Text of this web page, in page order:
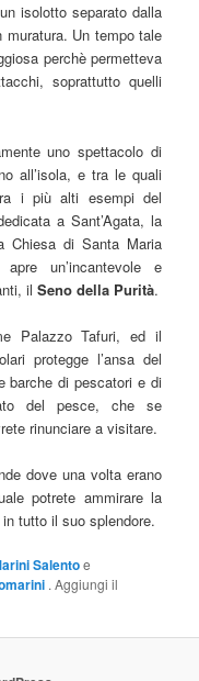
isolotto separato dalla
Un tempo tale
perchè permetteva
soprattutto quelli
uno spettacolo di
all’isola, e tra le quali
i più alti esempi del
a Sant’Agata, la
Chiesa di Santa Maria
un’incantevole e
ilSeno della Purità.
Palazzo Tafuri, ed il
protegge l’ansa del
barche di pescatori e di
del pesce, che se
rinunciare a visitare.
dove una volta erano
potrete ammirare la
tutto il suo splendore.
Salentoe
. Aggiungi il